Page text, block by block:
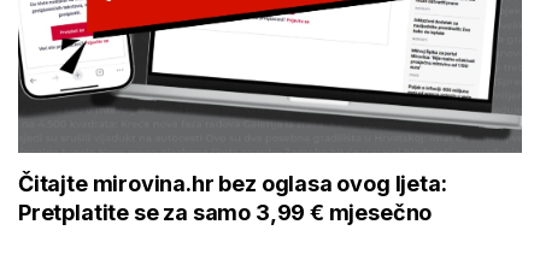
Čitajte mirovina.hr bez oglasa ovog ljeta:
Pretplatite se za samo 3,99 € mjesečno